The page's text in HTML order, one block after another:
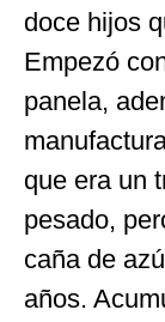
doce hijos
Empezó
panela,
que era un
pesado,
caña de
años.